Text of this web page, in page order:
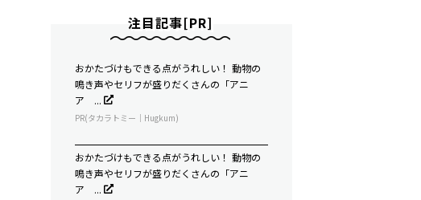
注目記事[PR]
おかたづけもできる点がうれしい！ 動物の
鳴き声やセリフが盛りだくさんの「アニ
ア ...
PR(タカラトミー｜Hugkum)
おかたづけもできる点がうれしい！ 動物の
鳴き声やセリフが盛りだくさんの「アニ
ア ...